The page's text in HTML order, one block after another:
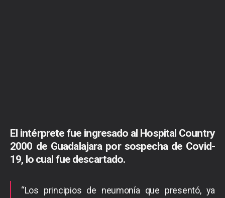
El intérprete fue ingresado al Hospital Country
2000 de Guadalajara por sospecha de Covid-
19, lo cual fue descartado.
“Los principios de neumonía que presentó, ya